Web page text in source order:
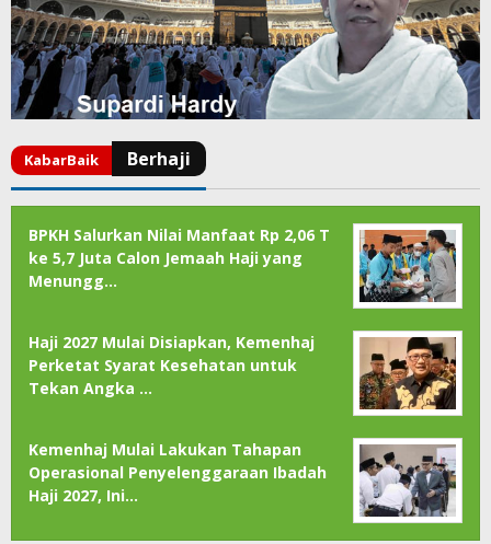
BPKH Salurkan Nilai Manfaat Rp 2,06 T
ke 5,7 Juta Calon Jemaah Haji yang
Menungg…
Haji 2027 Mulai Disiapkan, Kemenhaj
Perketat Syarat Kesehatan untuk
Tekan Angka …
Kemenhaj Mulai Lakukan Tahapan
Operasional Penyelenggaraan Ibadah
Haji 2027, Ini…